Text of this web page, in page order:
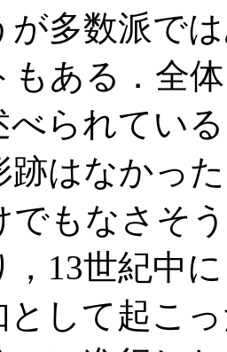
が多数派で
ある．全
べられてい
跡はなかっ
でもなさそ
，13世紀中
として起こ